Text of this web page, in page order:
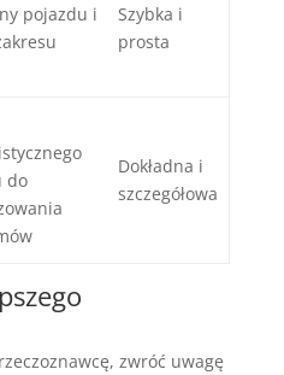
pojazdu i
Szybka i
prosta
do
Dokładna i
szczegółowa
zwróć uwagę